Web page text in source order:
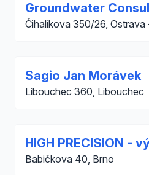
Groundwater
Čihalíkova 350/26,
Sagio Jan Morávek
Libouchec 360, Libouchec
HIGH PRECISION -
Babičkova 40, Brno